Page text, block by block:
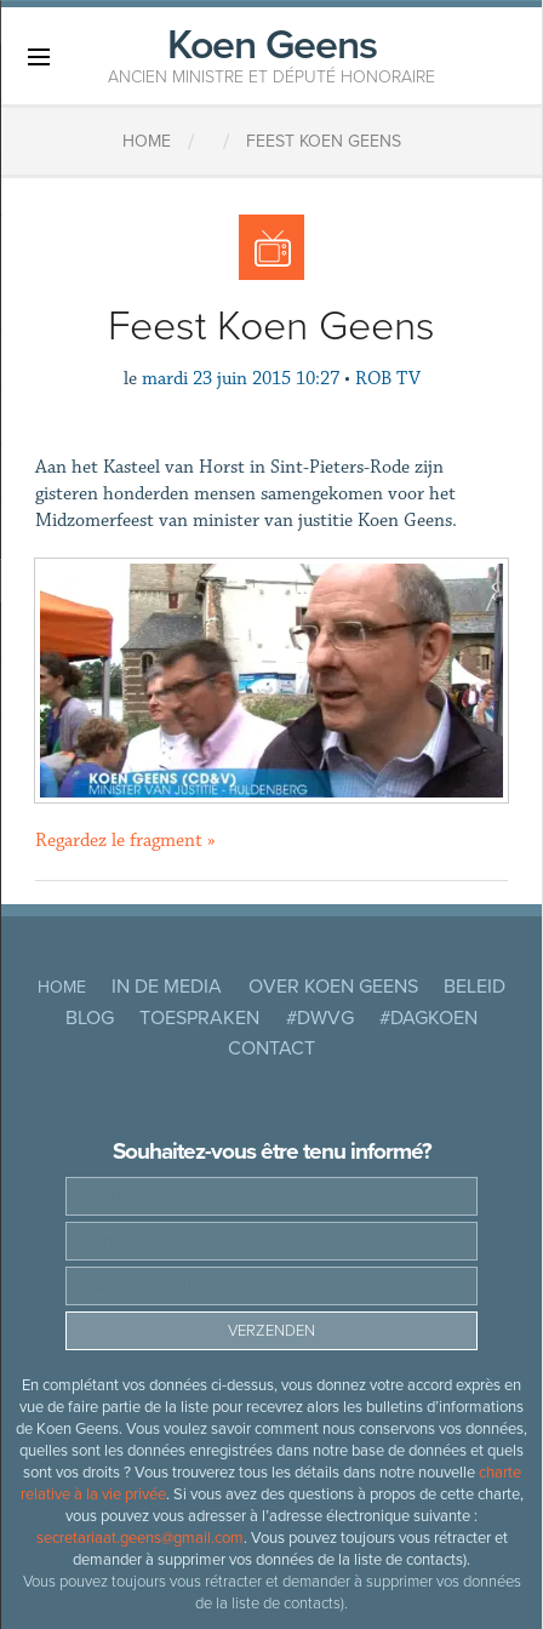
Koen Geens
ANCIEN MINISTRE ET DÉPUTÉ HONORAIRE
HOME / / FEEST KOEN GEENS
Feest Koen Geens
le mardi 23 juin 2015 10:27 • ROB TV
Aan het Kasteel van Horst in Sint-Pieters-Rode zijn
gisteren honderden mensen samengekomen voor het
Midzomerfeest van minister van justitie Koen Geens.
Regardez le fragment »
HOME IN DE MEDIA OVER KOEN GEENS
BELEID
BLOG
TOESPRAKEN #DWVG
#DAGKOEN
CONTACT
Souhaitez-vous être tenu informé?
En complétant vos données ci-dessus, vous donnez votre accord exprès en
vue de faire partie de la liste pour recevrez alors les bulletins d’informations
de Koen Geens. Vous voulez savoir comment nous conservons vos données,
quelles sont les données enregistrées dans notre base de données et quels
sont vos droits ? Vous trouverez tous les détails dans notre nouvellecharte
relative à la vie privée. Si vous avez des questions à propos de cette charte,
vous pouvez vous adresser à l’adresse électronique suivante :
secretariaat.geens@gmail.com. Vous pouvez toujours vous rétracter et
demander à supprimer vos données de la liste de contacts).
Vous pouvez toujours vous rétracter et demander à supprimer vos données
de la liste de contacts).